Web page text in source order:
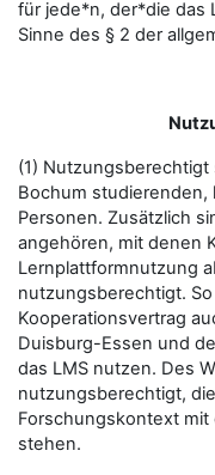
für jede*n, der*die das
Sinne des § 2 der
(1) Nutzungsberechtigt
Bochum
Personen. Zusätzlich
angehören, mit denen
Lernplattformnutzung
nutzungsberechtigt.
Kooperationsvertrag
Duisburg-Essen und
das LMS nutzen. Des
nutzungsberechtigt,
Forschungskontext mit
stehen.